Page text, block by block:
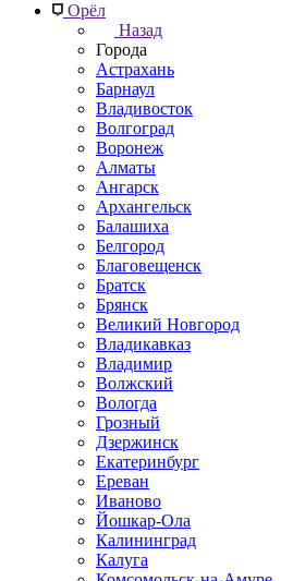
Орёл
Назад
Города
Астрахань
Барнаул
Владивосток
Волгоград
Воронеж
Алматы
Ангарск
Архангельск
Балашиха
Белгород
Благовещенск
Братск
Брянск
Великий Новгород
Владикавказ
Владимир
Волжский
Вологда
Грозный
Дзержинск
Екатеринбург
Ереван
Иваново
Йошкар-Ола
Калининград
Калуга